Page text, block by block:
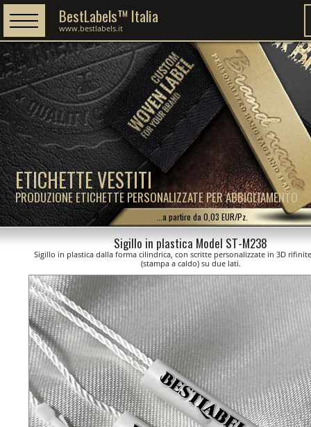
ETICHETTE VESTITI
PRODUZIONE ETICHETTE PERSONALIZZATE PER ABBIGLIAMENTO
BestLabels™ Italia
www.bestlabels.it
...a partire da 0,03 EUR/Pz.
Sigillo in plastica Model ST-M238
Sigillo in plastica dalla forma cilindrica, con scritte personalizzate in 3D
(stampa a caldo) su due lati.